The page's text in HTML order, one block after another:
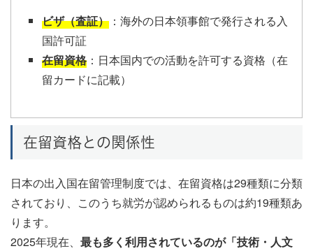
ビザ（査証） ：海外の日本領事館で発行される入
国許可証
在留資格 ：日本国内での活動を許可する資格（在
留カードに記載）
在留資格との関係性
日本の出入国在留管理制度では、在留資格は29種類に分類
されており、このうち就労が認められるものは約19種類あ
ります。
2025年現在、 最も多く利用されているのが「技術・人文